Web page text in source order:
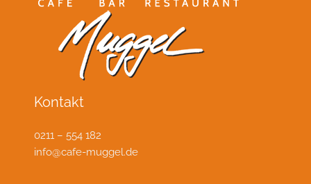
Kontakt
0211 – 554 182
info@cafe-muggel.de